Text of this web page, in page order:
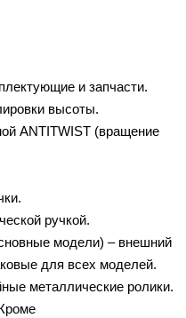
и запчасти.
высоты.
ANTITWIST (вращение
ручкой.
модели) – внешний
для всех моделей.
металлические ролики.